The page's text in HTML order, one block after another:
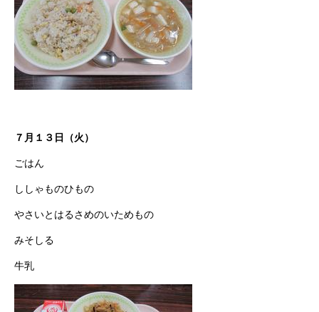
７月１３日（火）
ごはん
ししゃものひもの
やさいとはるさめのいためもの
みそしる
牛乳